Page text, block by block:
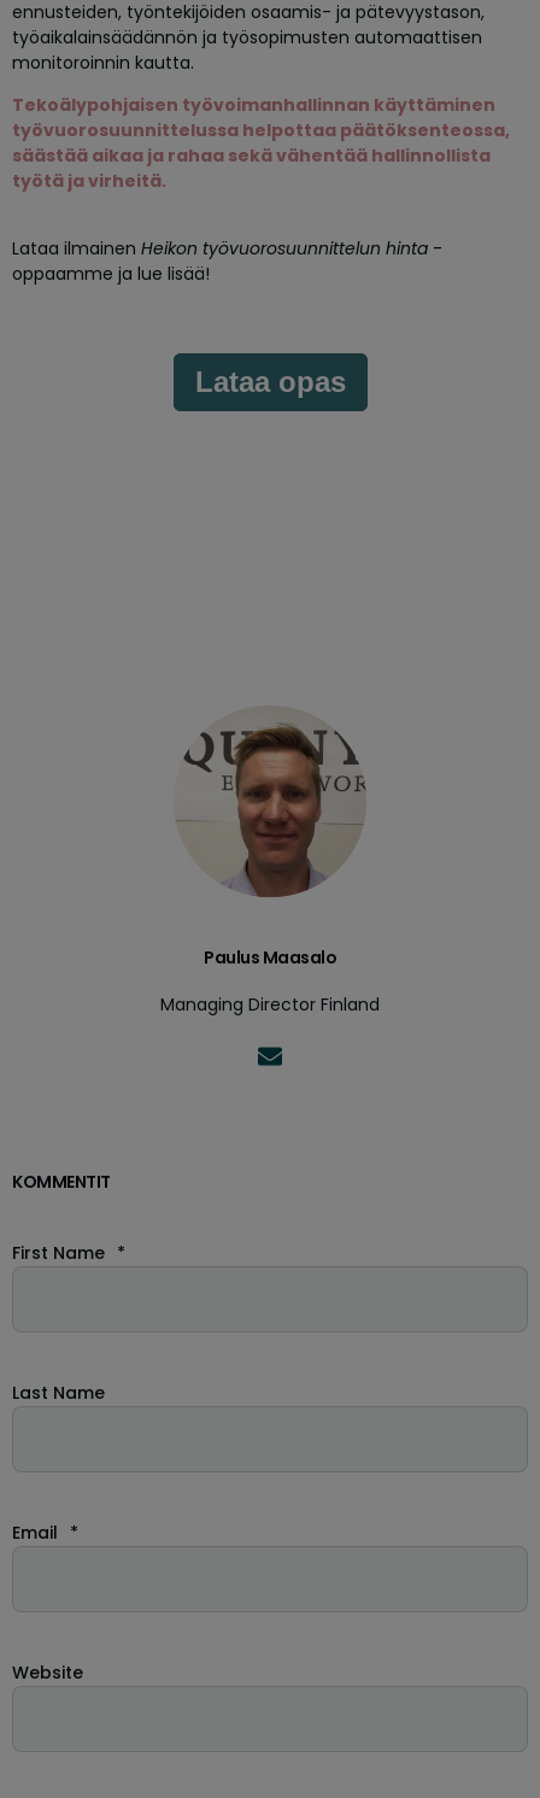
ennusteiden, työntekijöiden osaamis- ja pätevyystason,
työaikalainsäädännön ja työsopimusten automaattisen
monitoroinnin kautta.
Tekoälypohjaisen työvoimanhallinnan käyttäminen
työvuorosuunnittelussa helpottaa päätöksenteossa,
säästää aikaa ja rahaa sekä vähentää hallinnollista
työtä ja virheitä.
Lataa ilmainen Heikon työvuorosuunnittelun hinta -
oppaamme ja lue lisää!
Lataa opas
Paulus Maasalo
Managing Director Finland
KOMMENTIT
First Name *
Last Name
Email *
Website